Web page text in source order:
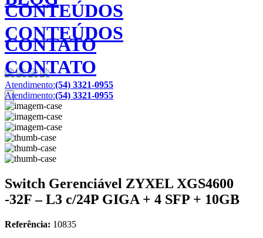
CONTEÚDOS
CONTATO
Atendimento:(54) 3321-0955
CONTEÚDOS
CONTATO
Atendimento:(54) 3321-0955
Switch Gerenciável ZYXEL XGS4600
-32F – L3 c/24P GIGA + 4 SFP + 10GB
Referência: 10835